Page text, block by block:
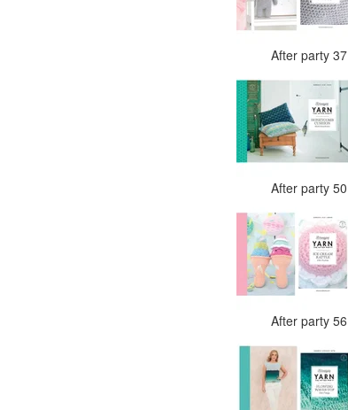
After party 37
After party 50
After party 56